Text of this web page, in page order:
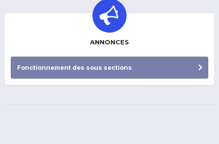
ANNONCES
Fonctionnement des sous sections